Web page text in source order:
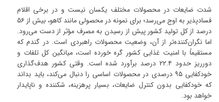
شدت ضایعات در محصولات مختلف یکسان نیست و در برخی اقلام
فسادپذیر به اوج می‌رسد؛ برای نمونه در محصولی مانند کاهو، بیش از۵۶
درصد از کل تولید کشور پیش از رسیدن به مصرف مؤثر از دست می‌رود.
اما نگران‌کننده‌تر از آن، وضعیت محصولات راهبردی است.در گندم که
مستقیماً با امنیت غذایی کشور گره خورده است، میانگین کل تلفات و
دورریز حدود ۲۲.۴ درصد برآورد شده است. وقتی کشور هدف‌گذاری
خودکفایی ۹۵درصدی در محصولات اساسی را دنبال می‌کند، باید بداند
که خودکفایی بدون کنترل ضایعات، بسیار پرهزینه، شکننده و ناپایدار
خواهد بود.